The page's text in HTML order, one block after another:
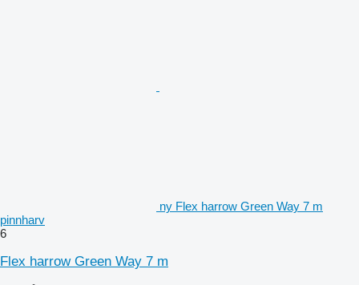
ny Flex harrow Green Way 7 m
pinnharv
6
Flex harrow Green Way 7 m